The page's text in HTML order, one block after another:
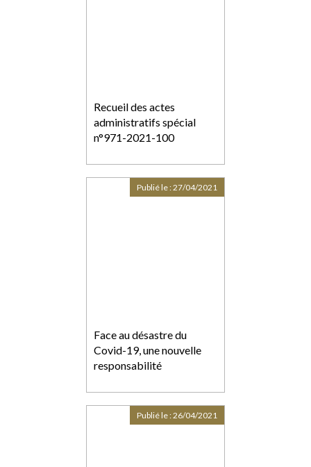
Recueil des actes
administratifs spécial
n°971-2021-100
Face au désastre du
Covid-19, une nouvelle
responsabilité
Publié le :27/04/2021
Publié le :26/04/2021